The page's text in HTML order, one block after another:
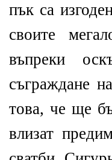
пък са
своите
въпреки
съграждане
това, че ще
влизат